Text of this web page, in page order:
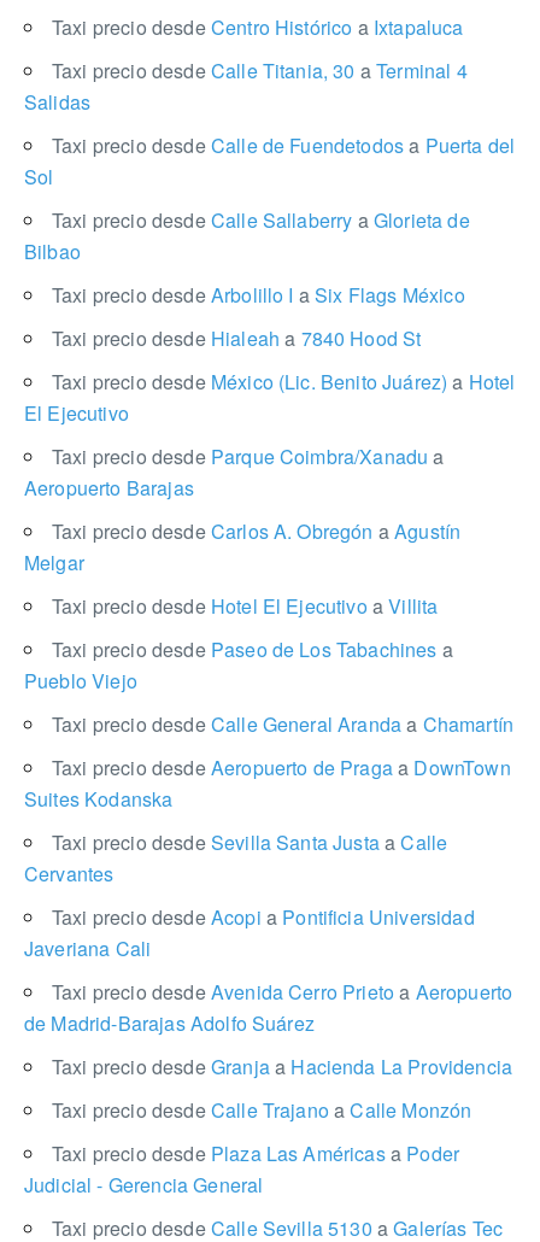
Taxi precio desdeCentro Histórico aIxtapaluca
Taxi precio desdeCalle Titania, 30 aTerminal 4
Salidas
Taxi precio desdeCalle de Fuendetodosa Puerta del
Sol
Taxi precio desdeCalle Sallaberry aGlorieta de
Bilbao
Taxi precio desdeArbolillo I aSix Flags México
Taxi precio desde Hialeaha 7840 Hood St
Taxi precio desde México (Lic. Benito Juárez)a Hotel
El Ejecutivo
Taxi precio desde Parque Coimbra/Xanadua
Aeropuerto Barajas
Taxi precio desdeCarlos A. Obregón aAgustín
Melgar
Taxi precio desde Hotel El EjecutivoaVillita
Taxi precio desde Paseo de Los Tabachines a
Pueblo Viejo
Taxi precio desdeCalle General Arandaa Chamartín
Taxi precio desdeAeropuerto de Pragaa DownTown
Suites Kodanska
Taxi precio desdeSevilla Santa JustaaCalle
Cervantes
Taxi precio desdeAcopi a Pontificia Universidad
Javeriana Cali
Taxi precio desdeAvenida Cerro Prietoa Aeropuerto
de Madrid-Barajas Adolfo Suárez
Taxi precio desdeGranjaa Hacienda La Providencia
Taxi precio desdeCalle TrajanoaCalle Monzón
Taxi precio desde Plaza Las Américasa Poder
Judicial - Gerencia General
Taxi precio desdeCalle Sevilla 5130 aGalerías Tec